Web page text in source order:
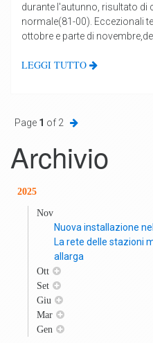
durante l'autunno, risultato di
normale(81-00). Eccezionali
ottobre e parte di
LEGGI TUTTO
Page 1 of 2
Archivio
2025
Nov
Nuova installazione
La rete delle stazioni
allarga
Ott
Set
Giu
Mar
Gen